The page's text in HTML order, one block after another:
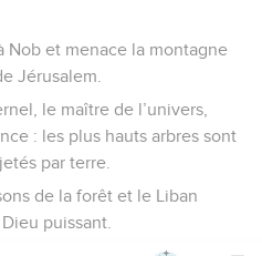
Nob et menace la montagne
Jérusalem.
le maître de l’univers,
: les plus hauts arbres sont
par terre.
de la forêt et le Liban
puissant.